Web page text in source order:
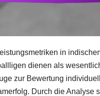
in
dienen als
zur Bewertung
Durch die Analyse